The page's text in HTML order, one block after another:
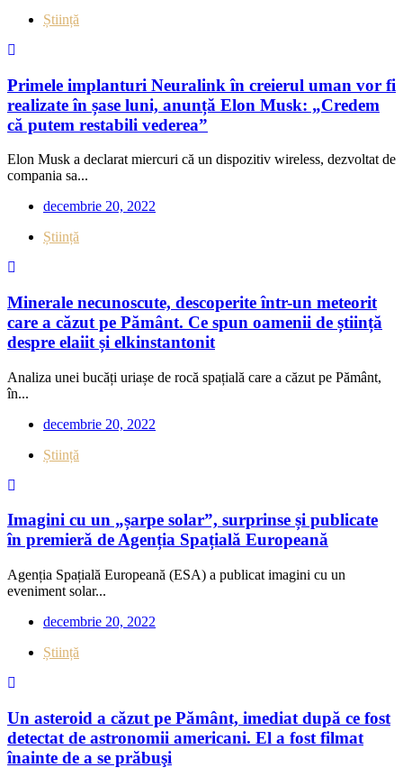
Știință
Primele implanturi Neuralink în creierul uman vor fi
realizate în șase luni, anunță Elon Musk: „Credem
că putem restabili vederea”
Elon Musk a declarat miercuri că un dispozitiv wireless, dezvoltat de
compania sa...
decembrie 20, 2022
Știință
Minerale necunoscute, descoperite într-un meteorit
care a căzut pe Pământ. Ce spun oamenii de știință
despre elaiit și elkinstantonit
Analiza unei bucăți uriașe de rocă spațială care a căzut pe Pământ,
în...
decembrie 20, 2022
Știință
Imagini cu un „șarpe solar”, surprinse și publicate
în premieră de Agenția Spațială Europeană
Agenția Spațială Europeană (ESA) a publicat imagini cu un
eveniment solar...
decembrie 20, 2022
Știință
Un asteroid a căzut pe Pământ, imediat după ce fost
detectat de astronomii americani. El a fost filmat
înainte de a se prăbuşi